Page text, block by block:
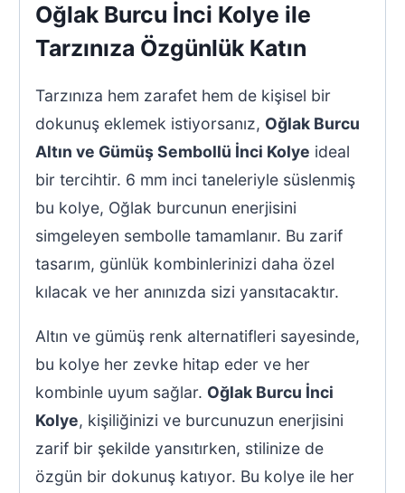
Oğlak Burcu İnci Kolye ile
Tarzınıza Özgünlük Katın
Tarzınıza hem zarafet hem de kişisel bir
dokunuş eklemek istiyorsanız, Oğlak Burcu
Altın ve Gümüş Sembollü İnci Kolye ideal
bir tercihtir. 6 mm inci taneleriyle süslenmiş
bu kolye, Oğlak burcunun enerjisini
simgeleyen sembolle tamamlanır. Bu zarif
tasarım, günlük kombinlerinizi daha özel
kılacak ve her anınızda sizi yansıtacaktır.
Altın ve gümüş renk alternatifleri sayesinde,
bu kolye her zevke hitap eder ve her
kombinle uyum sağlar. Oğlak Burcu İnci
Kolye, kişiliğinizi ve burcunuzun enerjisini
zarif bir şekilde yansıtırken, stilinize de
özgün bir dokunuş katıyor. Bu kolye ile her